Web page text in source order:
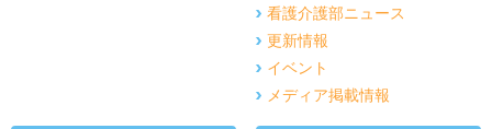
看護介護部ニュース
更新情報
イベント
メディア掲載情報